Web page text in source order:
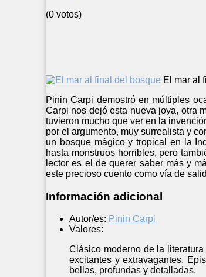
(0 votos)
El mar al
Pinin Carpi demostró en múltiples
Carpi nos dejó esta nueva joya, otra
tuvieron mucho que ver en la
por el argumento, muy surrealista y
un bosque mágico y tropical en la
hasta monstruos horribles, pero
lector es el de querer saber más y
este precioso cuento como vía de
Información adicional
Autor/es: Pinin Carpi
Valores:
Clásico moderno de la
excitantes y extravagantes.
bellas, profundas y detalladas.